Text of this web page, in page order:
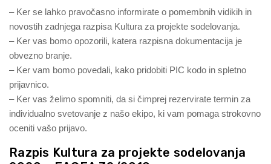
– Ker se lahko pravočasno informirate o pomembnih vidikih in
novostih zadnjega razpisa Kultura za projekte sodelovanja.
– Ker vas bomo opozorili, katera razpisna dokumentacija je
obvezno branje.
– Ker vam bomo povedali, kako pridobiti PIC kodo in spletno
prijavnico.
– Ker vas želimo spomniti, da si čimprej rezervirate termin za
individualno svetovanje z našo ekipo, ki vam pomaga strokovno
oceniti vašo prijavo.
Razpis Kultura za projekte sodelovanja